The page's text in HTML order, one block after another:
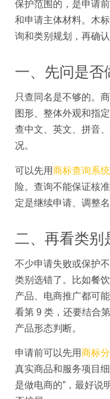
保护范围的，是申请
和申请主体材料。木
询和类别规划，再确
一、先问是否
只查同名是不够的。
图形、整体外观和指
查中文、英文、拼音
况。
可以先用商标查询系统
险。查询不能保证核
定是继续申请、调整
二、再看类别
不少申请失败或保护
类别选错了。比如餐
产品、电商推广都可
看第 9 类，还要结合
产品形态判断。
申请前可以先用商标
真实商品和服务项目
是做电商的”，最好说